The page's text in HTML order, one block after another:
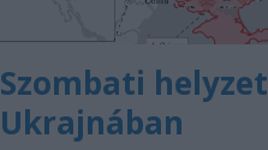
Szombati helyzet
Ukrajnában